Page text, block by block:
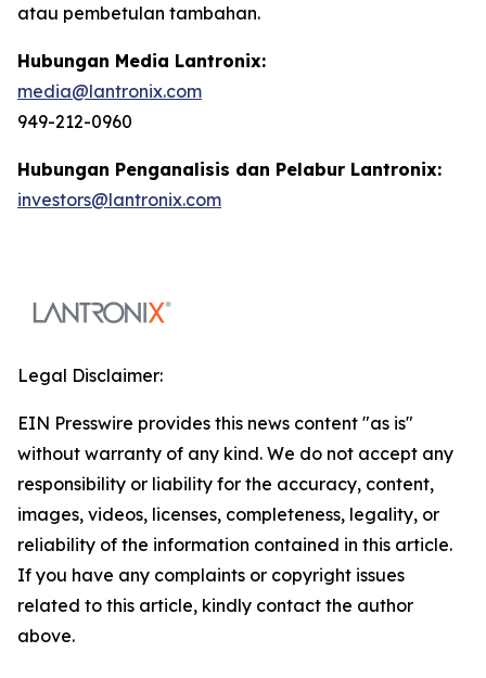
atau pembetulan tambahan.
Hubungan Media Lantronix:
media@lantronix.com
949-212-0960
Hubungan Penganalisis dan Pelabur Lantronix:
investors@lantronix.com
Legal Disclaimer:
EIN Presswire provides this news content "as is"
without warranty of any kind. We do not accept any
responsibility or liability for the accuracy, content,
images, videos, licenses, completeness, legality, or
reliability of the information contained in this article.
If you have any complaints or copyright issues
related to this article, kindly contact the author
above.